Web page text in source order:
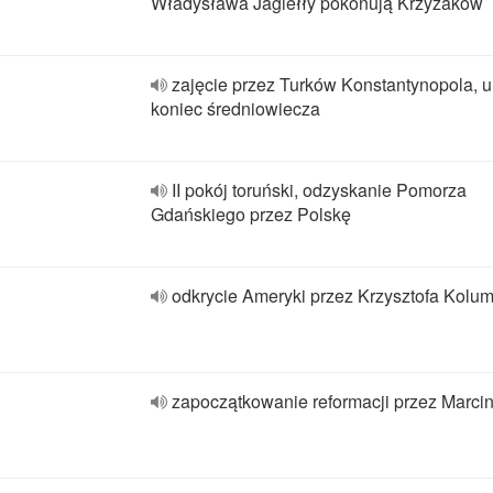
zajęcie przez Turków Konstantynopola,
koniec średniowiecza
II pokój toruński, odzyskanie Pomorza
Gdańskiego przez Polskę
odkrycie Ameryki przez Krzysztofa
zapoczątkowanie reformacji przez